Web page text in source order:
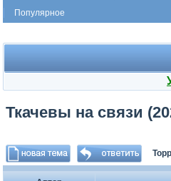
Популярное
Ткачевы на связи